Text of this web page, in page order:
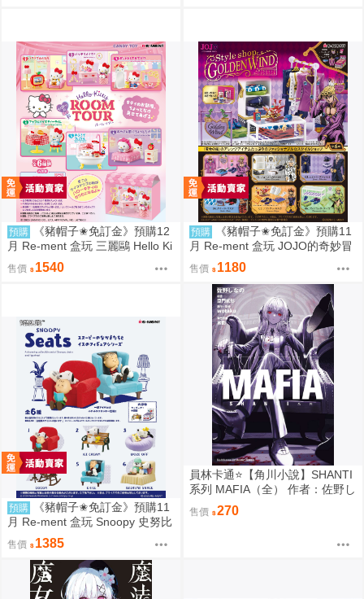
預購
《豬帽子✬免訂金》預購12
月 Re-ment 盒玩 三麗鷗 Hello Ki
tty 秘密房間之旅 中盒6入 0816
售價 1540
預購
《豬帽子✬免訂金》預購11
月 Re-ment 盒玩 JOJO的奇妙冒
險 服裝精品店 黃金之風 中盒6入
0816
售價 1180
預購
《豬帽子✬免訂金》預購11
月 Re-ment 盒玩 Snoopy 史努比
悠閒座椅場景 中盒6入 0816
售價 1385
員林卡通⭐️【角川小說】SHANTI
系列 MAFIA（全） 作者：佐野し
なの (附尼采書套)
售價 270